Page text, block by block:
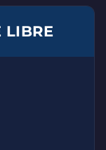
LIBRE